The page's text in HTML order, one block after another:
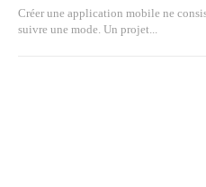
Créer une application mobile ne
suivre une mode. Un projet...